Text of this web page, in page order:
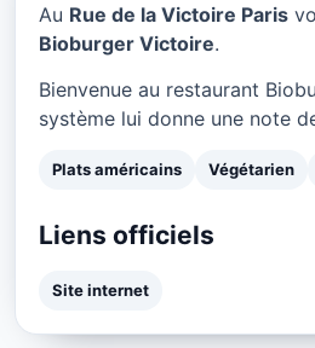
Au Rue de la Victoire Paris
Bioburger Victoire.
Bienvenue au restaurant
système lui donne une note
Plats américains Végétarien
Liens officiels
Site internet